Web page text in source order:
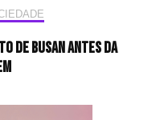
de Busan antes da